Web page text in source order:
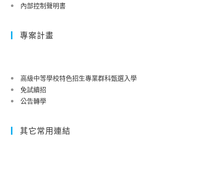
內部控制聲明書
專案計畫
高級中等學校特色招生專業群科甄選入學
免試續招
公告轉學
其它常用連結